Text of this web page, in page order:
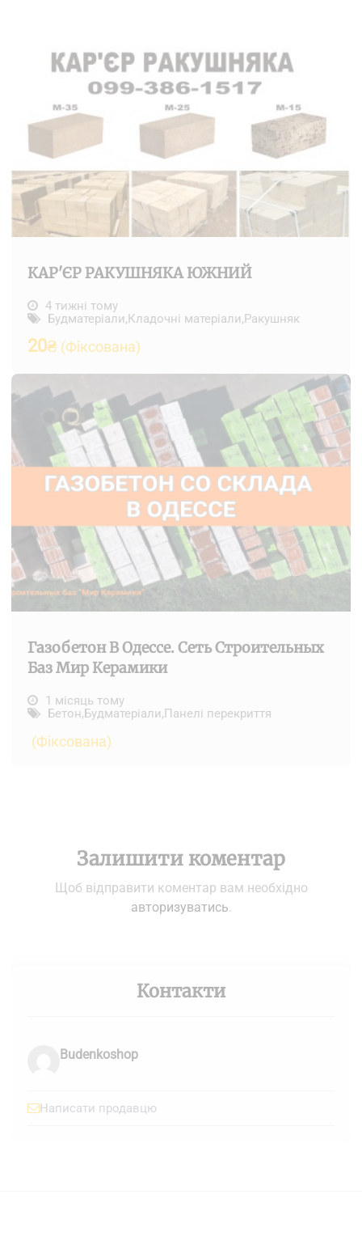
КАР'ЄР РАКУШНЯКА ЮЖНИЙ
4 тижні тому
Будматеріали,Кладочні матеріали,Ракушняк
20₴ (Фіксована)
Газобетон В Одессе. Сеть Строительных
Баз Мир Керамики
1 місяць тому
Бетон,Будматеріали,Панелі перекриття
(Фіксована)
Залишити коментар
Щоб відправити коментар вам необхідно
авторизуватись.
Контакти
Budenkoshop
Написати продавцю